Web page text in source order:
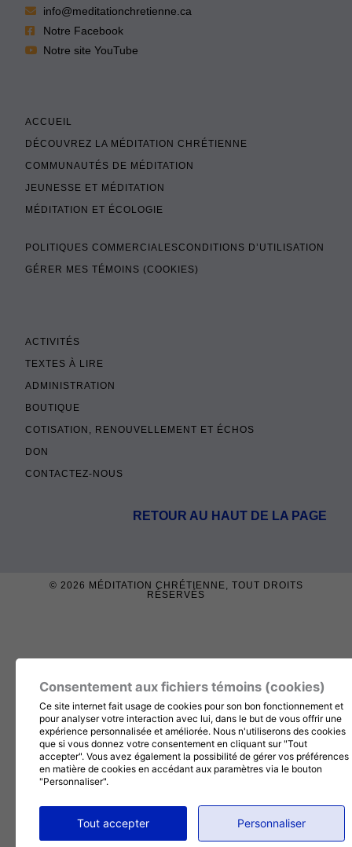
info@meditationchretienne.ca
Notre Facebook
Notre site YouTube
ACCUEIL
DÉCOUVREZ LA MÉDITATION CHRÉTIENNE
COMMUNAUTÉS DE MÉDITATION
JEUNESSE ET MÉDITATION
MÉDITATION ET ÉCOLOGIE
POLITIQUES COMMERCIALESCONDITIONS D’UTILISATION
GÉRER MES TÉMOINS (COOKIES)
ACTIVITÉS
TEXTES À LIRE
ADMINISTRATION
BOUTIQUE
COTISATION, RENOUVELLEMENT ET ÉCHOS
DON
CONTACTEZ-NOUS
RETOUR AU HAUT DE LA PAGE
© 2026 MÉDITATION CHRÉTIENNE, TOUT DROITS
RÉSERVÉS
Consentement aux fichiers témoins (cookies)
Ce site internet fait usage de cookies pour son bon fonctionnement et
pour analyser votre interaction avec lui, dans le but de vous offrir une
expérience personnalisée et améliorée. Nous n'utiliserons des cookies
que si vous donnez votre consentement en cliquant sur "Tout
accepter". Vous avez également la possibilité de gérer vos préférences
en matière de cookies en accédant aux paramètres via le bouton
"Personnaliser".
Tout accepter Personnaliser